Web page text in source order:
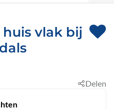
vlak bij
Delen